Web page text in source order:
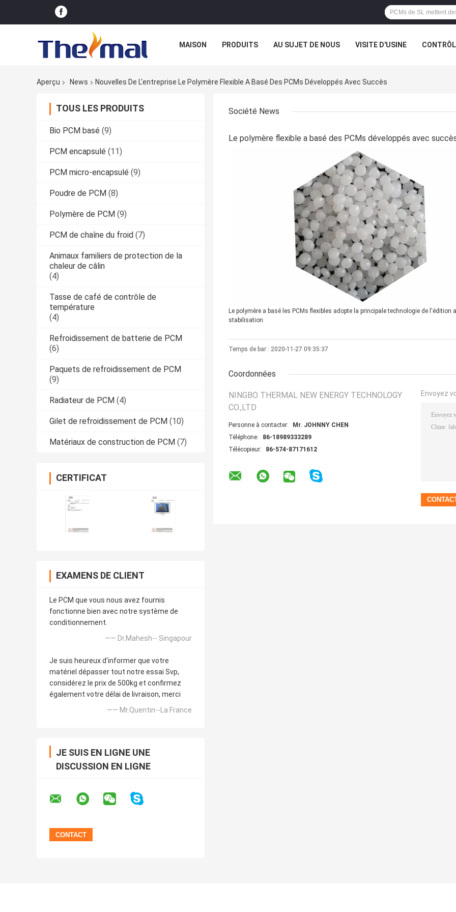
MAISON PRODUITS AU SUJET DE NOUS VISITE D'USINE
Aperçu News Nouvelles De L'entreprise Le Polymère Flexible A Basé Des PCMs Développés Avec Succès
TOUS LES PRODUITS
Bio PCM basé (9)
PCM encapsulé (11)
PCM micro-encapsulé (9)
Poudre de PCM (8)
Polymère de PCM (9)
PCM de chaîne du froid (7)
Animaux familiers de protection de la
chaleur de câlin
(4)
Tasse de café de contrôle de
température
(4)
Refroidissement de batterie de PCM
(6)
Paquets de refroidissement de PCM
(9)
Radiateur de PCM (4)
Gilet de refroidissement de PCM (10)
Matériaux de construction de PCM (7)
CERTIFICAT
EXAMENS DE CLIENT
Le PCM que vous nous avez fournis
fonctionne bien avec notre système de
conditionnement.
—— Dr.Mahesh-- Singapour
Je suis heureux d'informer que votre
matériel dépasser tout notre essai Svp,
considérez le prix de 500kg et confirmez
également votre délai de livraison, merci
—— Mr.Quentin--La France
JE SUIS EN LIGNE UNE
DISCUSSION EN LIGNE
Société News
Le polymère flexible a basé des PCMs développés avec
Le polymère a basé les PCMs flexibles adopte la principale technologie de
stabilisation
Temps de bar : 2020-11-27 09:35:37
Coordonnées
NINGBO THERMAL NEW ENERGY TECHNOLOGY
CO.,LTD
Personne à contacter:
Mr. JOHNNY CHEN
Téléphone:
86-18989333289
Télécopieur:
86-574-87171612
Envoyez